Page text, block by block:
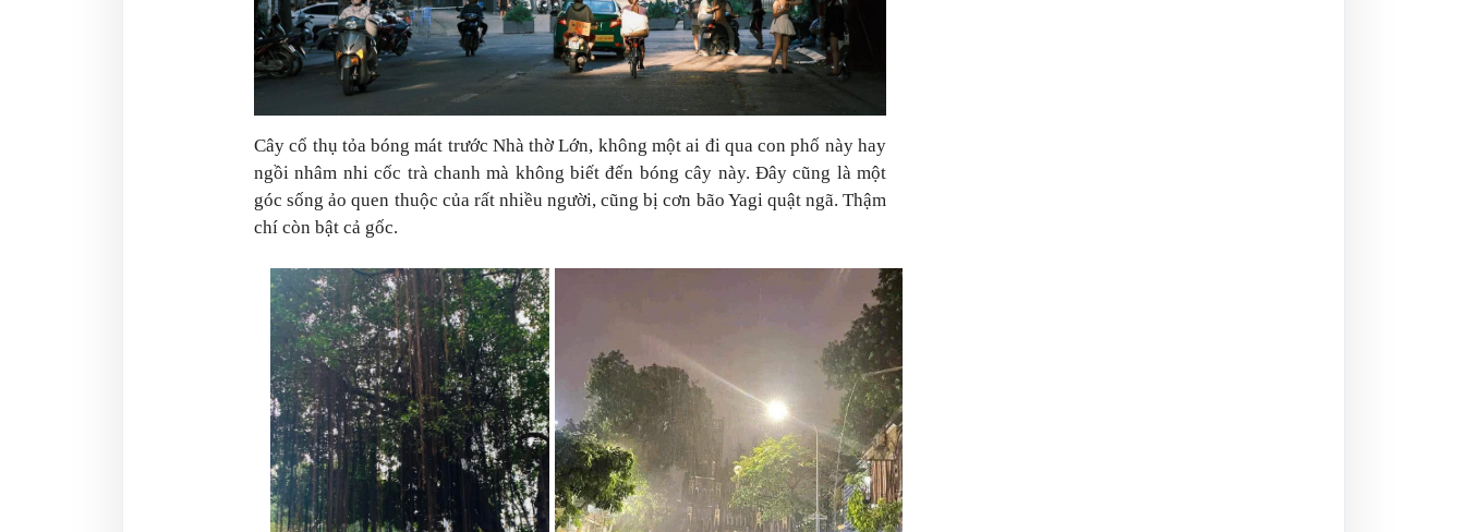
Cây cổ thụ tỏa bóng mát trước Nhà thờ Lớn, không một ai đi qua con phố này hay
ngồi nhâm nhi cốc trà chanh mà không biết đến bóng cây này. Đây cũng là một
góc sống ảo quen thuộc của rất nhiều người, cũng bị cơn bão Yagi quật ngã. Thậm
chí còn bật cả gốc.